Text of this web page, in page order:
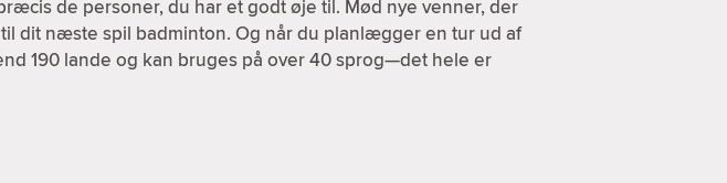
de personer, du har et godt øje til. Mød nye venner, der
dit næste spil badminton. Og når du planlægger en tur ud af
190 lande og kan bruges på over 40 sprog—det hele er